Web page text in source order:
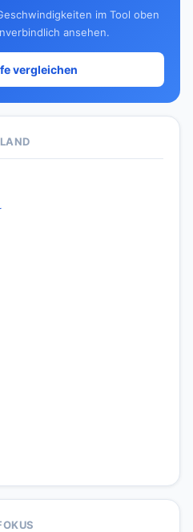
im Tool oben
ansehen.
vergleichen